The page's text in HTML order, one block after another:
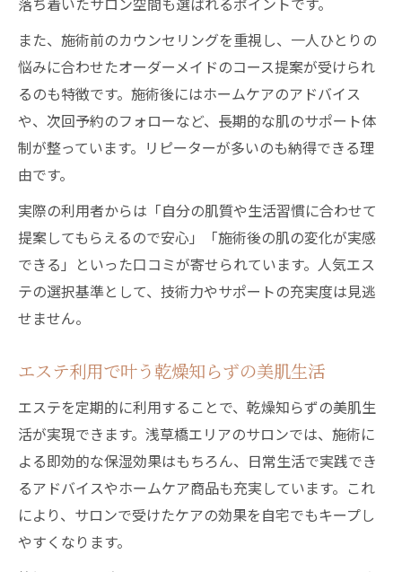
また、施術前のカウンセリングを重視し、一人ひとりの
悩みに合わせたオーダーメイドのコース提案が受けられ
るのも特徴です。施術後にはホームケアのアドバイス
や、次回予約のフォローなど、長期的な肌のサポート体
制が整っています。リピーターが多いのも納得できる理
由です。
実際の利用者からは「自分の肌質や生活習慣に合わせて
提案してもらえるので安心」「施術後の肌の変化が実感
できる」といった口コミが寄せられています。人気エス
テの選択基準として、技術力やサポートの充実度は見逃
せません。
エステ利用で叶う乾燥知らずの美肌生活
エステを定期的に利用することで、乾燥知らずの美肌生
活が実現できます。浅草橋エリアのサロンでは、施術に
よる即効的な保湿効果はもちろん、日常生活で実践でき
るアドバイスやホームケア商品も充実しています。これ
により、サロンで受けたケアの効果を自宅でもキープし
やすくなります。